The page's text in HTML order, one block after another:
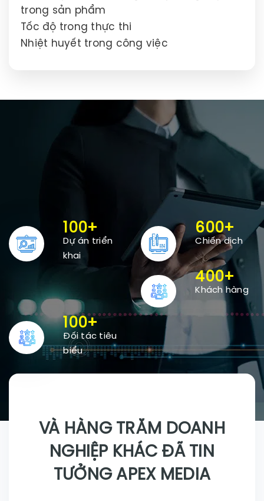
trong sản phẩm
Tốc độ trong thực thi
Nhiệt huyết trong công việc
100+
Dự án triển
khai
600+
Chiến dịch
400+
Khách hàng
100+
Đối tác tiêu
biểu
VÀ HÀNG TRĂM DOANH
NGHIỆP KHÁC ĐÃ TIN
TƯỞNG APEX MEDIA